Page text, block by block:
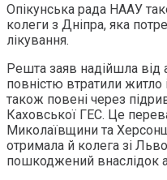
Опікунська рада НААУ
колеги з Дніпра, яка
лікування.
Решта заяв надійшла від
повністю втратили житло
також повені через
Каховської ГЕС. Це
Миколаївщини та
отримала й колега зі
пошкоджений внаслідок